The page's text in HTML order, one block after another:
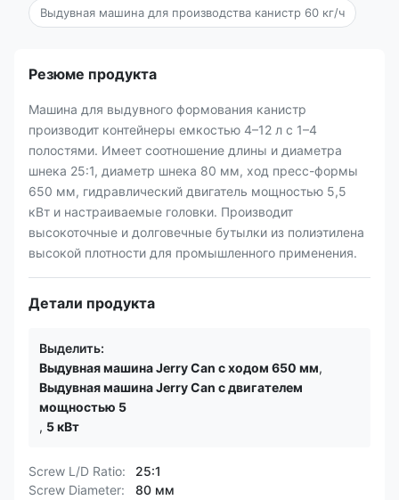
Выдувная машина для производства канистр 60 кг/ч
Резюме продукта
Машина для выдувного формования канистр
производит контейнеры емкостью 4–12 л с 1–4
полостями. Имеет соотношение длины и диаметра
шнека 25:1, диаметр шнека 80 мм, ход пресс-формы
650 мм, гидравлический двигатель мощностью 5,5
кВт и настраиваемые головки. Производит
высокоточные и долговечные бутылки из полиэтилена
высокой плотности для промышленного применения.
Детали продукта
Выделить:
Выдувная машина Jerry Can с ходом 650 мм,
Выдувная машина Jerry Can с двигателем
мощностью 5
, 5 кВт
Screw L/D Ratio:
25:1
Screw Diameter:
80 мм